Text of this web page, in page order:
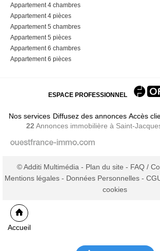
Appartement 4 chambres
Appartement 4 pièces
Appartement 5 chambres
Appartement 5 pièces
Appartement 6 chambres
Appartement 6 pièces
ESPACE PROFESSIONNEL
Nos services Diffusez des annonces Accès
22 Annonces immobilière à Saint-
© Additi Multimédia - Plan du site - FAQ /
Mentions légales - Données Personnelles -
cookies
Accueil